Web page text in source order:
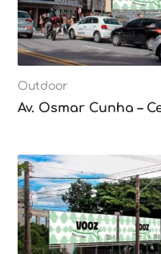
Outdoor
Av. Osmar Cunha –